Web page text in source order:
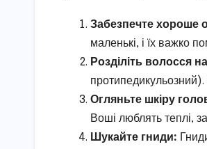
Забезпечте хороше
маленькі, і їх важко
Розділіть волосся
протипедикульозний).
Огляньте шкіру
Воші люблять теплі,
Шукайте гниди: